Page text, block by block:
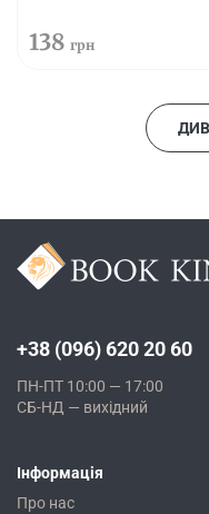
138 грн
+38 (096) 620 20 60
ПН-ПТ 10:00 — 17:00
СБ-НД — вихідний
Інформація
Про нас